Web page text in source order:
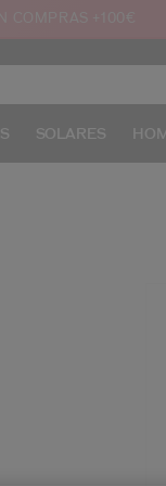
SOLARES